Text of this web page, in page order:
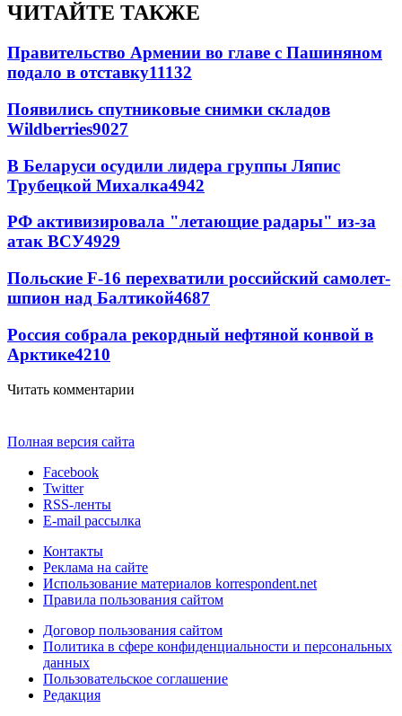
ЧИТАЙТЕ ТАКЖЕ
Правительство Армении во главе с Пашиняном
подало в отставку11132
Появились спутниковые снимки складов
Wildberries9027
В Беларуси осудили лидера группы Ляпис
Трубецкой Михалка4942
РФ активизировала "летающие радары" из-за
атак ВСУ4929
Польские F-16 перехватили российский самолет-
шпион над Балтикой4687
Россия собрала рекордный нефтяной конвой в
Арктике4210
Читать комментарии
Полная версия сайта
Facebook
Twitter
RSS-ленты
E-mail рассылка
Контакты
Реклама на сайте
Использование материалов korrespondent.net
Правила пользования сайтом
Договор пользования сайтом
Политика в сфере конфиденциальности и персональных
данных
Пользовательское соглашение
Редакция